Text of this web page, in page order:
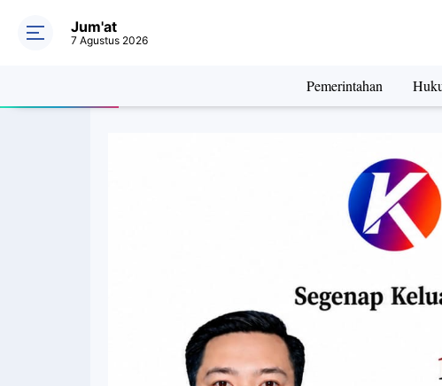
Jum'at
7 Agustus 2026
Pemerintahan